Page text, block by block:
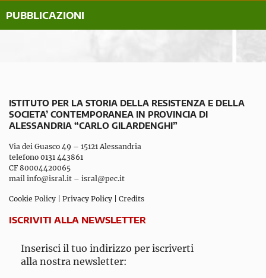
PUBBLICAZIONI
ISTITUTO PER LA STORIA DELLA RESISTENZA E DELLA
SOCIETA’ CONTEMPORANEA IN PROVINCIA DI
ALESSANDRIA “CARLO GILARDENGHI”
Via dei Guasco 49 – 15121 Alessandria
telefono 0131 443861
CF 80004420065
mail info@isral.it – isral@pec.it
Cookie Policy Privacy Policy Credits
ISCRIVITI ALLA NEWSLETTER
Inserisci il tuo indirizzo per iscriverti
alla nostra newsletter: